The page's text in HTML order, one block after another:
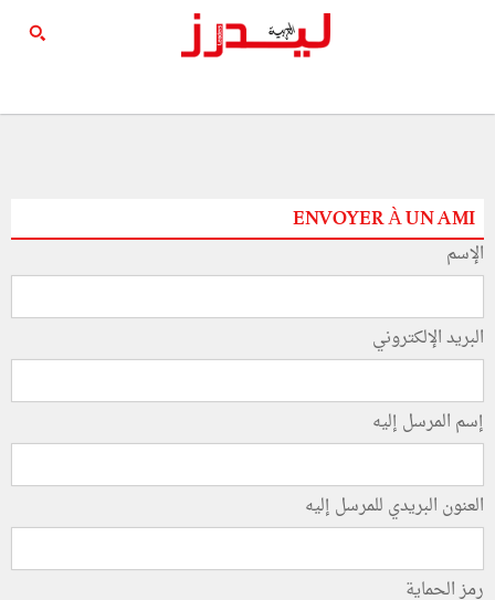
ENVOYER À UN AMI
الإسم
البريد الإلكتروني
إسم المرسل إليه
العنون البريدي للمرسل إليه
رمز الحماية